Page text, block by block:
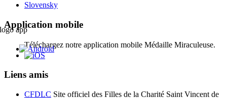
Slovensky
Application mobile
Téléchargez notre application mobile Médaille Miraculeuse.
Liens amis
CFDLC Site officiel des Filles de la Charité Saint Vincent de